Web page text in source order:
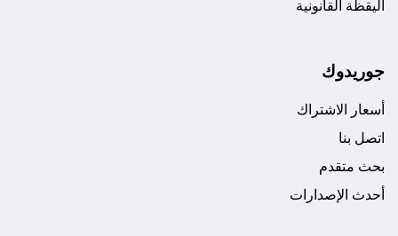
اليقظة القانونية
جوريدوك
أسعار الاشتراك
اتصل بنا
بحث متقدم
أحدث الإصدارات